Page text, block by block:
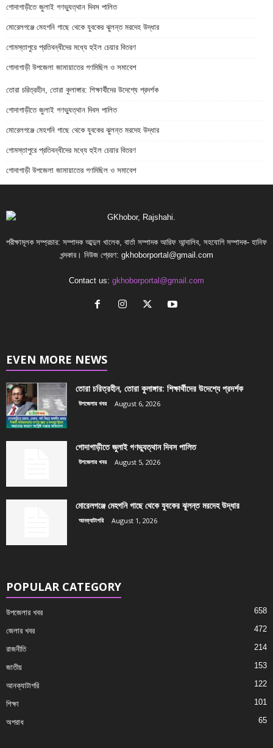
গোদাগাড়ীতে জুলাই গণভ্যুত্থান দিবস পালিত
মোরেলগঞ্জে মেহগনি গাছে থেকে যুবকের ঝুলন্ত মরদেহ উদ্ধার
গোমস্তাপুরে প্রতিবন্ধীদের মধ্যে হুইল চেয়ার বিতরণ
গোদাগাড়ী উপজেলা জামায়াতের গণমিছিল ও সমাবেশ
তোরা চরিত্রহীন, তোরা কুলাঙ্গার: শিক্ষার্থীদের উদেশ্যে প্রদর্শক
গোদাগাড়ীতে জুলাই গণভ্যুত্থান দিবস পালিত
মোরেলগঞ্জে মেহগনি গাছে থেকে যুবকের ঝুলন্ত মরদেহ উদ্ধার
গোমস্তাপুরে প্রতিবন্ধীদের মধ্যে হুইল চেয়ার বিতরণ
গোদাগাড়ী উপজেলা জামায়াতের গণমিছিল ও সমাবেশ
পরীক্ষামূলক সম্প্রচার: সম্পাদক আব্দুল খালেক, বার্তা সম্পাদক আরিফ আন্দালিব, সহযোগি সম্পাদক- হানিফ
খন্দকার। নিউজ প্রেরণ: gkhoborportal@gmail.com
Contact us: gkhoborportal@gmail.com
EVEN MORE NEWS
তোরা চরিত্রহীন, তোরা কুলাঙ্গার: শিক্ষার্থীদের উদেশ্যে প্রদর্শক
উপজেলার খবর August 6, 2026
গোদাগাড়ীতে জুলাই গণভ্যুত্থান দিবস পালিত
উপজেলার খবর August 5, 2026
মোরেলগঞ্জে মেহগনি গাছে থেকে যুবকের ঝুলন্ত মরদেহ উদ্ধার
আনক্যাটাগরি August 1, 2026
POPULAR CATEGORY
উপজেলার খবর 658
জেলার খবর 472
রাজনীতি 214
জাতীয় 153
আনক্যাটাগরি 122
শিক্ষা 101
অপরাধ 65